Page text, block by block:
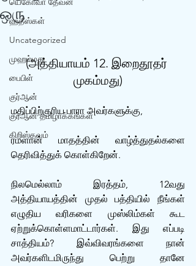
ஹதீஸ்கள்
Uncategorized
முஹம்மது
பைபிள்
குர்‍ஆன்
குர்‍ஆன் தமிழாக்கங்கள்
கிறிஸ்தவம்
ஒரு
(அத்தியாயம் 12. இறைதூதர்
முகம்மது)
மதிப்பிற்குரிய பாரா அவர்களுக்கு,
ரமளான் மாதத்தின் வாழ்த்துதல்களை
தெரிவித்துக் கொள்கிறேன்.
நிலமெல்லாம் இரத்தம், 12வது
அத்தியாயத்தின் முதல் பத்தியில் நீங்கள்
எழுதிய வரிகளை முஸ்லிம்கள் கூட
ஏற்றுக்கொள்ளமாட்டார்கள். இது எப்படி
சாத்தியம்? இவ்விவரங்களை நான்
அவர்களிடமிருந்து பெற்று தானே